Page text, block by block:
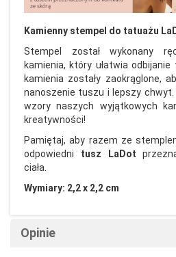
Kamienny stempel do tatuażu
Stempel został wykonany
kamienia, który ułatwia
kamienia zostały zaokrąglone,
nanoszenie tuszu i lepszy
wzory naszych wyjątkowych
kreatywności!
Pamiętaj, aby razem ze
odpowiedni tusz LaDot
ciała.
Wymiary: 2,2 x 2,2 cm
Opinie